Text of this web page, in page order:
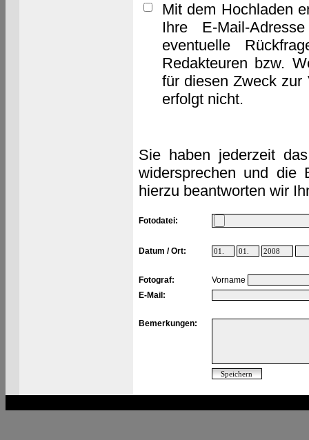
Mit dem Hochladen
Ihre E-Mail-
eventuelle
Redakteuren bzw.
für diesen Zweck zur
erfolgt nicht.
Sie haben jederzeit
widersprechen und die
hierzu beantworten wir
Fotodatei:
Datum / Ort:
Fotograf:
Vorname
E-Mail:
Bemerkungen: